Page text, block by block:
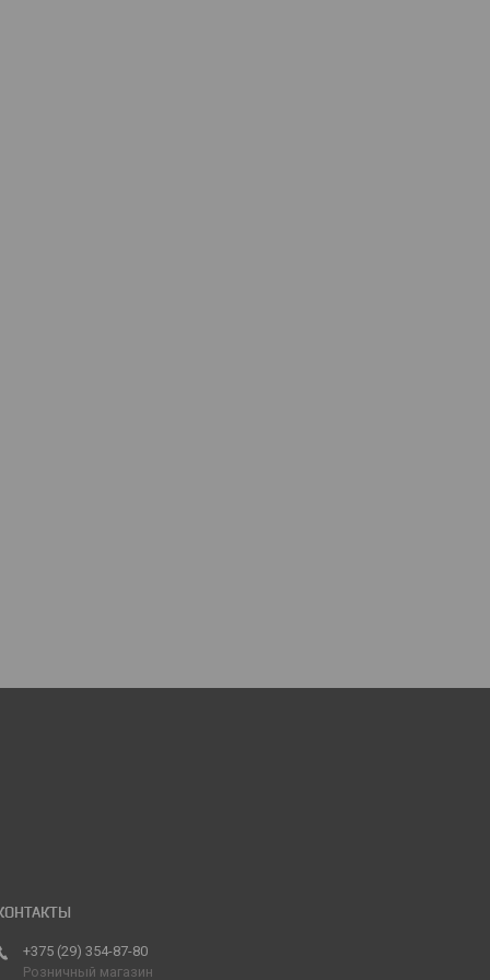
+375 (29) 354-87-80
Розничный магазин